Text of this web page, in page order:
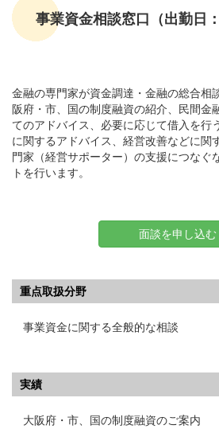
事業資金相談窓口（出勤日
金融の専門家が資金調達・金融の総合相
阪府・市、国の制度融資の紹介、民間金
てのアドバイス、必要に応じて借入を行
に関するアドバイス、経営改善などに関
門家（経営サポーター）の支援につなぐ
トを行います。
面談を申し込む
重点取扱分野
事業資金に関する全般的な相談
実績
大阪府・市、国の制度融資のご案内